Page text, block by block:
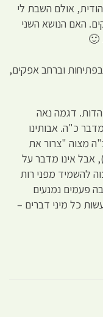
אולם השבת לי
האם הנושא השני
🙂
וברחב אפקים,
דגמה נאה
כ"ה. אבותינו
מצוה "צרור את
אבל אינו מדבר על
להשמיד מפני רות
פעמים נמנעים
כל מיני דברים –